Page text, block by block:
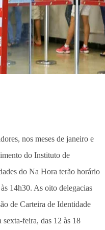
nos meses de janeiro e
do Instituto de
do Na Hora terão horário
14h30. As oito delegacias
de Carteira de Identidade
sexta-feira, das 12 às 18